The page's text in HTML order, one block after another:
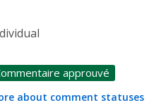
approuvé
about comment statuses